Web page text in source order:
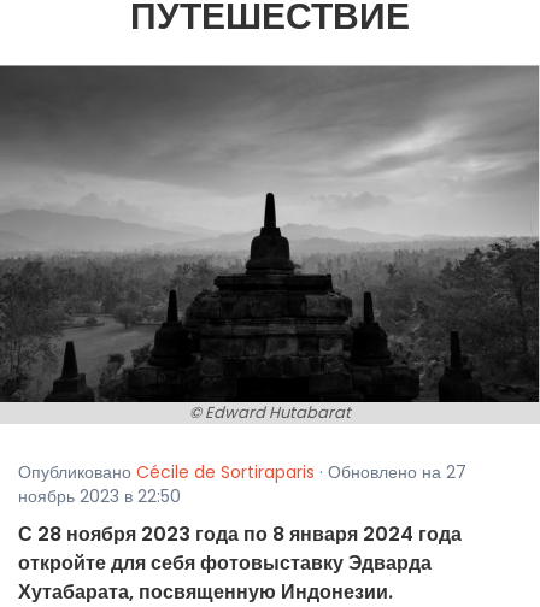
ПУТЕШЕСТВИЕ
© Edward Hutabarat
Опубликовано Cécile de Sortiraparis · Обновлено на 27
ноябрь 2023 в 22:50
С 28 ноября 2023 года по 8 января 2024 года
откройте для себя фотовыставку Эдварда
Хутабарата, посвященную Индонезии.